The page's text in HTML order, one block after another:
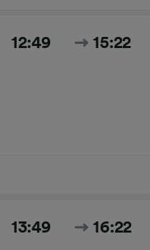
12:49 15:22
13:49 16:22